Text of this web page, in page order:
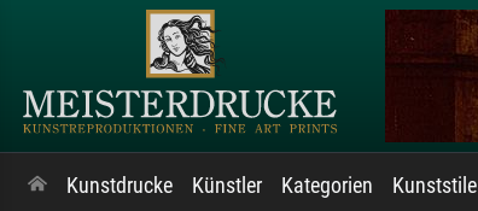
Kunstdrucke Künstler Kategorien Kunststile